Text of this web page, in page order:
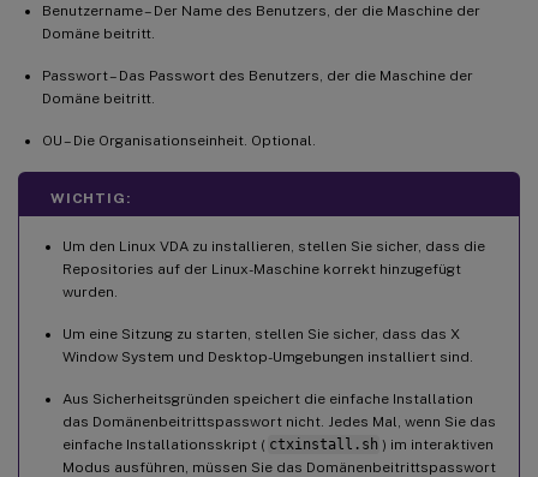
Benutzername – Der Name des Benutzers, der die Maschine der
Domäne beitritt.
Passwort – Das Passwort des Benutzers, der die Maschine der
Domäne beitritt.
OU – Die Organisationseinheit. Optional.
WICHTIG:
Um den Linux VDA zu installieren, stellen Sie sicher, dass die
Repositories auf der Linux-Maschine korrekt hinzugefügt
wurden.
Um eine Sitzung zu starten, stellen Sie sicher, dass das X
Window System und Desktop-Umgebungen installiert sind.
Aus Sicherheitsgründen speichert die einfache Installation
das Domänenbeitrittspasswort nicht. Jedes Mal, wenn Sie das
einfache Installationsskript ( ctxinstall.sh ) im interaktiven
Modus ausführen, müssen Sie das Domänenbeitrittspasswort